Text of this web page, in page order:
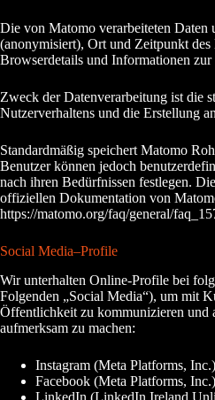
Die von Matomo verarbeiteten Daten
(anonymisiert), Ort und Zeitpunkt des
Browserdetails und Informationen
Zweck der Datenverarbeitung ist die
Nutzerverhaltens und die Erstellung
Standardmäßig speichert Matomo
Benutzer können jedoch
nach ihren Bedürfnissen festlegen.
offiziellen Dokumentation von
https://matomo.org/faq/general/
Social Media–Profile
Wir unterhalten Online-Profile bei
Folgenden „Social Media“), um mit
Öffentlichkeit zu kommunizieren und
aufmerksam zu machen:
Instagram (Meta Platforms, Inc.)
Facebook (Meta Platforms, Inc.)
LinkedIn (LinkedIn Ireland